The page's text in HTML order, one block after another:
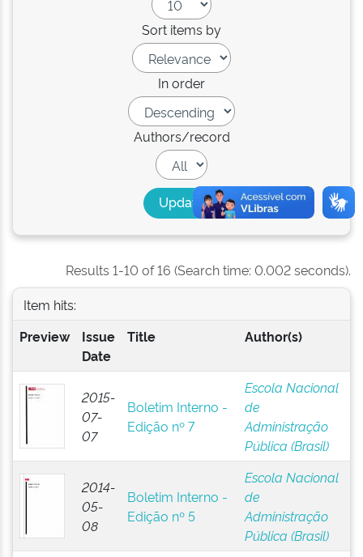
Sort items by
In order
Authors/record
Results 1-10 of 16 (Search time: 0.002 seconds).
Item hits:
Preview
Issue
Date
Title Author(s)
2015-
07-
07
Boletim Interno -
Edição nº 7
Escola Nacional
de
Administração
Pública (Brasil)
2014-
05-
08
Boletim Interno -
Edição nº 5
Escola Nacional
de
Administração
Pública (Brasil)